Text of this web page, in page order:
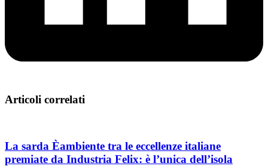
Articoli correlati
La sarda Èambiente tra le eccellenze italiane
premiate da Industria Felix: è l’unica dell’isola